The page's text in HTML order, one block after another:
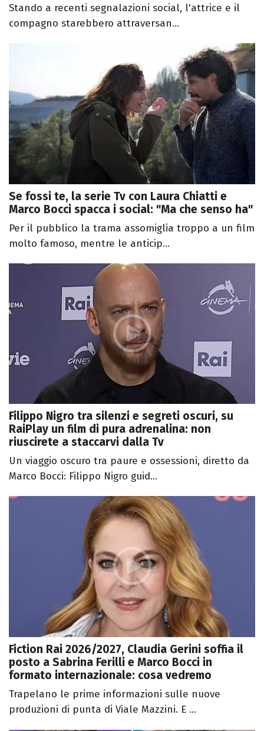
Stando a recenti segnalazioni social, l'attrice e il
compagno starebbero attraversan...
Se fossi te, la serie Tv con Laura Chiatti e
Marco Bocci spacca i social: "Ma che senso ha"
Per il pubblico la trama assomiglia troppo a un film
molto famoso, mentre le anticip...
Filippo Nigro tra silenzi e segreti oscuri, su
RaiPlay un film di pura adrenalina: non
riuscirete a staccarvi dalla Tv
Un viaggio oscuro tra paure e ossessioni, diretto da
Marco Bocci: Filippo Nigro guid...
Fiction Rai 2026/2027, Claudia Gerini soffia il
posto a Sabrina Ferilli e Marco Bocci in
formato internazionale: cosa vedremo
Trapelano le prime informazioni sulle nuove
produzioni di punta di Viale Mazzini. E ...